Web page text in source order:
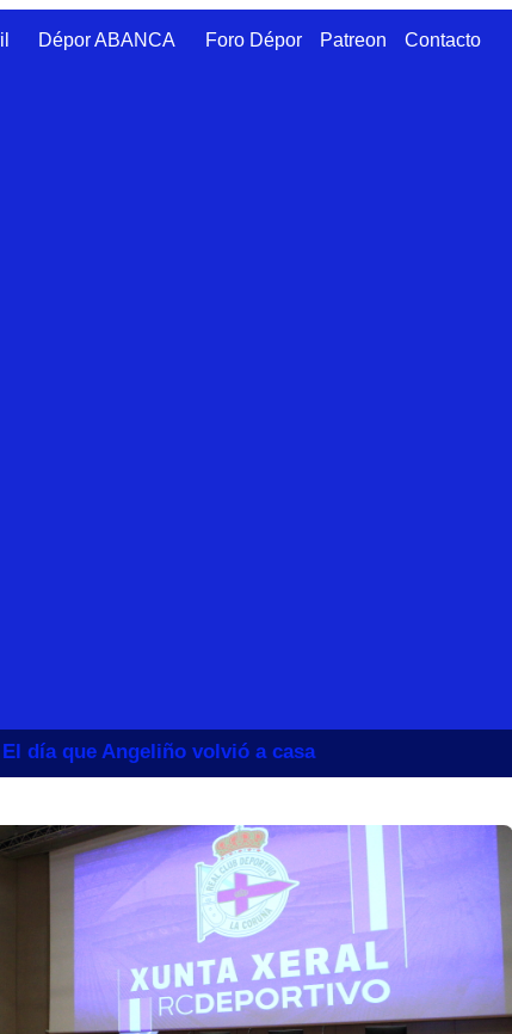
Dépor ABANCA Foro Dépor Patreon Contacto
día que Angeliño volvió a casa